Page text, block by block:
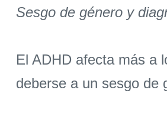
Sesgo de género y
El ADHD afecta más a
deberse a un sesgo de